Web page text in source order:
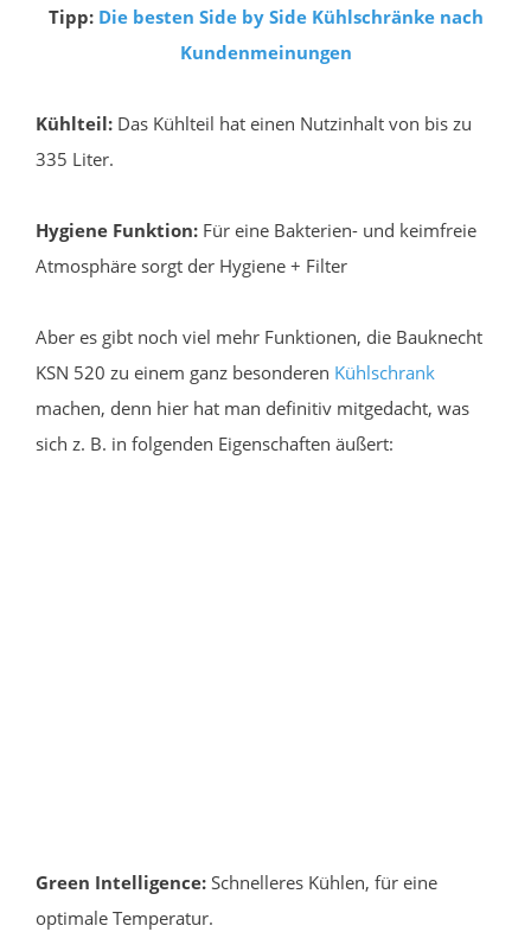
Tipp: Die besten Side by Side Kühlschränke nach
Kundenmeinungen
Kühlteil: Das Kühlteil hat einen Nutzinhalt von bis zu
335 Liter.
Hygiene Funktion: Für eine Bakterien- und keimfreie
Atmosphäre sorgt der Hygiene + Filter
Aber es gibt noch viel mehr Funktionen, die Bauknecht
KSN 520 zu einem ganz besonderen Kühlschrank
machen, denn hier hat man definitiv mitgedacht, was
sich z. B. in folgenden Eigenschaften äußert:
Green Intelligence: Schnelleres Kühlen, für eine
optimale Temperatur.